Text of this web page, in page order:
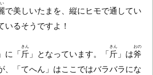
で美しいたまを、縦にヒモで通してい
いるそうですよ！
に「斤
きん
」となっています。「斤
きん
」は斧
おの
、「てへん」はここではバラバラにな